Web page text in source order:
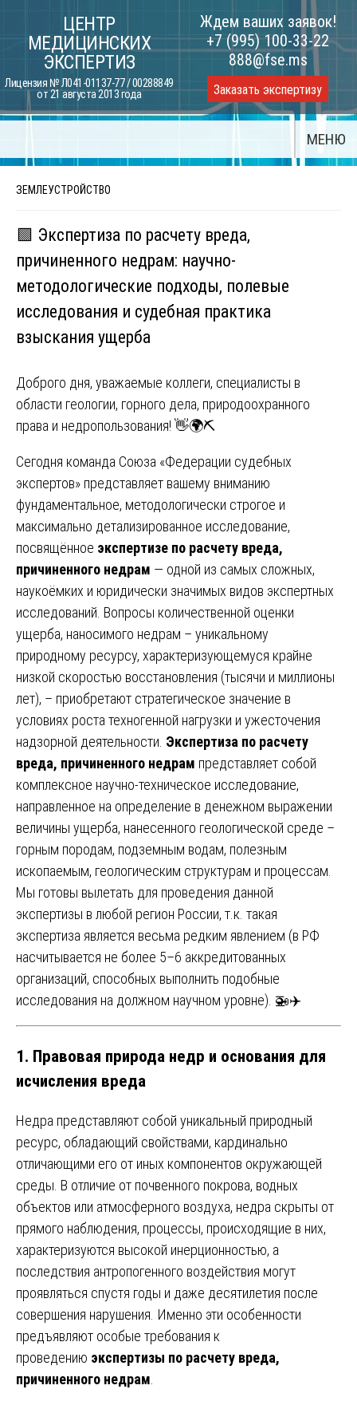
content
ЦЕНТР
МЕДИЦИНСКИХ
ЭКСПЕРТИЗ
Лицензия № Л041-01137-77 / 00288849
от 21 августа 2013 года
Ждем ваших заявок!
+7 (995) 100-33-22
888@fse.ms
Заказать экспертизу
МЕНЮ
ЗЕМЛЕУСТРОЙСТВО
🟩 Экспертиза по расчету вреда,
причиненного недрам: научно-
методологические подходы, полевые
исследования и судебная практика
взыскания ущерба
Доброго дня, уважаемые коллеги, специалисты в
области геологии, горного дела, природоохранного
права и недропользования! 👋🌍⛏️
Сегодня команда Союза «Федерации судебных
экспертов» представляет вашему вниманию
фундаментальное, методологически строгое и
максимально детализированное исследование,
посвящённое экспертизе по расчету вреда,
причиненного недрам — одной из самых сложных,
наукоёмких и юридически значимых видов экспертных
исследований. Вопросы количественной оценки
ущерба, наносимого недрам – уникальному
природному ресурсу, характеризующемуся крайне
низкой скоростью восстановления (тысячи и миллионы
лет), – приобретают стратегическое значение в
условиях роста техногенной нагрузки и ужесточения
надзорной деятельности. Экспертиза по расчету
вреда, причиненного недрам представляет собой
комплексное научно-техническое исследование,
направленное на определение в денежном выражении
величины ущерба, нанесенного геологической среде –
горным породам, подземным водам, полезным
ископаемым, геологическим структурам и процессам.
Мы готовы вылетать для проведения данной
экспертизы в любой регион России, т.к. такая
экспертиза является весьма редким явлением (в РФ
насчитывается не более 5–6 аккредитованных
организаций, способных выполнить подобные
исследования на должном научном уровне). 🚁✈️
1. Правовая природа недр и основания для
исчисления вреда
Недра представляют собой уникальный природный
ресурс, обладающий свойствами, кардинально
отличающими его от иных компонентов окружающей
среды. В отличие от почвенного покрова, водных
объектов или атмосферного воздуха, недра скрыты от
прямого наблюдения, процессы, происходящие в них,
характеризуются высокой инерционностью, а
последствия антропогенного воздействия могут
проявляться спустя годы и даже десятилетия после
совершения нарушения. Именно эти особенности
предъявляют особые требования к
проведению экспертизы по расчету вреда,
причиненного недрам